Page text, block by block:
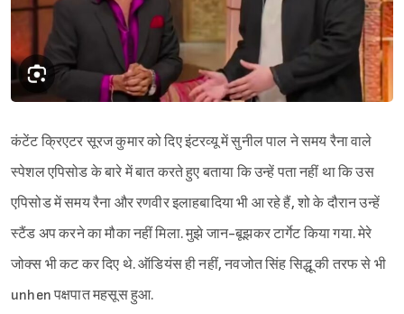
कंटेंट क्रिएटर सूरज कुमार को दिए इंटरव्यू में सुनील पाल ने समय रैना वाले
स्पेशल एपिसोड के बारे में बात करते हुए बताया कि उन्हें पता नहीं था कि उस
एपिसोड में समय रैना और रणवीर इलाहबादिया भी आ रहे हैं, शो के दौरान उन्हें
स्टैंड अप करने का मौका नहीं मिला. मुझे जान-बूझकर टार्गेट किया गया. मेरे
जोक्स भी कट कर दिए थे. ऑडियंस ही नहीं, नवजोत सिंह सिद्धू की तरफ से भी
unhen पक्षपात महसूस हुआ.